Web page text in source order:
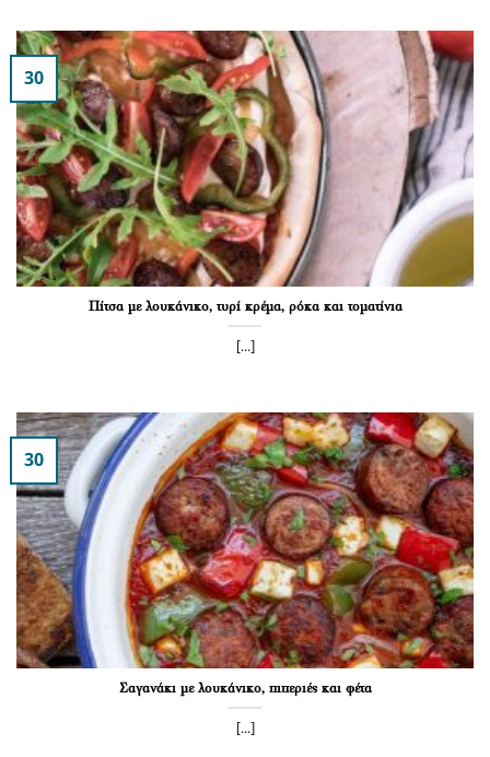
Πίτσα με λουκάνικο, τυρί κρέμα, ρόκα και τοματίνια
[...]
30
Σαγανάκι με λουκάνικο, πιπεριές και φέτα
[...]
30